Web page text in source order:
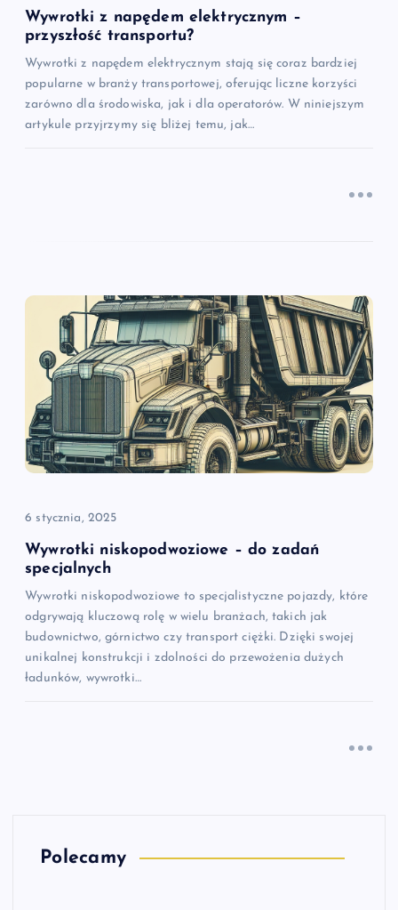
s
u
Wywrotki z napędem elektrycznym –
przyszłość transportu?
Wywrotki z napędem elektrycznym stają się coraz bardziej
popularne w branży transportowej, oferując liczne korzyści
zarówno dla środowiska, jak i dla operatorów. W niniejszym
artykule przyjrzymy się bliżej temu, jak…
6 stycznia, 2025
Wywrotki niskopodwoziowe – do zadań
specjalnych
Wywrotki niskopodwoziowe to specjalistyczne pojazdy, które
odgrywają kluczową rolę w wielu branżach, takich jak
budownictwo, górnictwo czy transport ciężki. Dzięki swojej
unikalnej konstrukcji i zdolności do przewożenia dużych
ładunków, wywrotki…
Polecamy